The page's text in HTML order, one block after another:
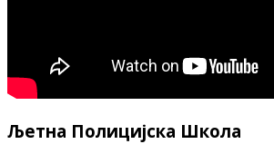
Љетна Полицијска Школа